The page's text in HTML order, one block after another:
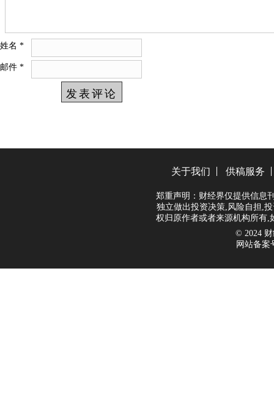
姓名 *
邮件 *
关于我们 供稿服务
郑重声明：财经界仅提供信息
独立做出投资决策,风险自担,
权归原作者或者来源机构所有,
© 2024 财
网站备案